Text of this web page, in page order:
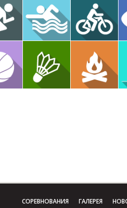
СОРЕВНОВАНИЯ
ГАЛЕРЕЯ